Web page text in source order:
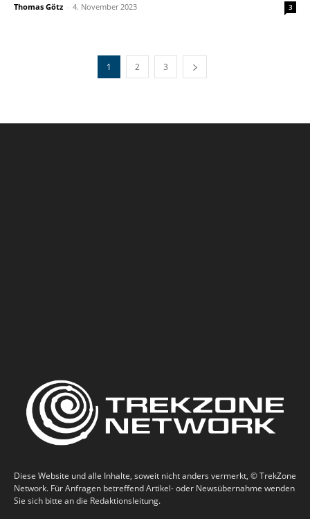
Thomas Götz - 4. November 2023 3
1 2 3
Diese Website und alle Inhalte, soweit nicht anders vermerkt, © TrekZone
Network. Für Anfragen betreffend Artikel- oder Newsübernahme wenden
Sie sich bitte an die Redaktionsleitung.